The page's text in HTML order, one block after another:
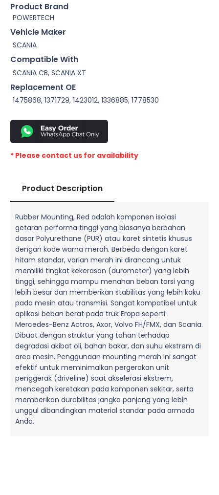
Product Brand
POWERTECH
Vehicle Maker
SCANIA
Compatible With
SCANIA CB, SCANIA XT
Replacement OE
1475868, 1371729, 1423012, 1336885, 1778530
* Please contact us for availability
Product Description
Rubber Mounting, Red adalah komponen isolasi
getaran performa tinggi yang biasanya berbahan
dasar Polyurethane (PUR) atau karet sintetis khusus
dengan kode warna merah. Berbeda dengan karet
hitam standar, varian merah ini dirancang untuk
memiliki tingkat kekerasan (durometer) yang lebih
tinggi, sehingga mampu menahan beban torsi yang
lebih besar dan memberikan stabilitas yang lebih kaku
pada mesin atau transmisi. Sangat kompatibel untuk
aplikasi beban berat pada truk Eropa seperti
Mercedes-Benz Actros, Axor, Volvo FH/FMX, dan Scania.
Dibuat dengan struktur yang tahan terhadap
degradasi akibat oli, bahan bakar, dan suhu ekstrem di
area mesin. Penggunaan mounting merah ini sangat
efektif untuk meminimalkan pergerakan unit
penggerak (driveline) saat akselerasi ekstrem,
mencegah keretakan pada komponen sekitar, serta
memberikan durabilitas jangka panjang yang lebih
unggul dibandingkan material standar pada armada
Anda.